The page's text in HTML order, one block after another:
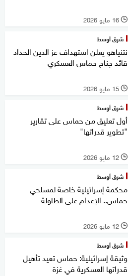
l 16 مايو 2026
شرق أوسط
نتنياهو يعلن استهداف عز الدين الحداد
قائد جناح حماس العسكري
l 15 مايو 2026
شرق أوسط
أول تعليق من حماس على تقارير
"تطوير قدراتها"
l 12 مايو 2026
شرق أوسط
محكمة إسرائيلية خاصة لمسلحي
حماس.. الإعدام على الطاولة
l 12 مايو 2026
شرق أوسط
وثيقة إسرائيلية: حماس تعيد تأهيل
قدراتها العسكرية في غزة